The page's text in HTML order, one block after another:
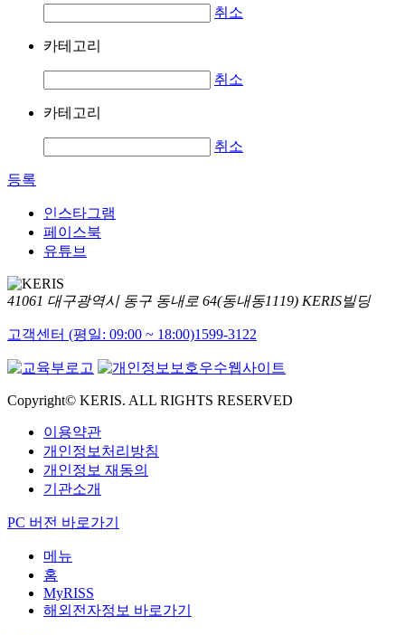
취소
카테고리
취소
카테고리
취소
등록
인스타그램
페이스북
유튜브
41061 대구광역시 동구 동내로 64(동내동1119) KERIS빌딩
고객센터 (평일: 09:00 ~ 18:00)1599-3122
Copyright© KERIS. ALL RIGHTS RESERVED
이용약관
개인정보처리방침
개인정보 재동의
기관소개
PC 버전 바로가기
메뉴
홈
MyRISS
해외전자정보 바로가기